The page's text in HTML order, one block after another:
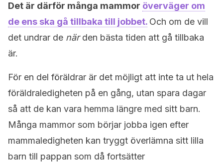
Det är därför många mammor överväger om
de ens ska gå tillbaka till jobbet. Och om de vill
det undrar de närden bästa tiden att gå tillbaka
är.
För en del föräldrar är det möjligt att inte ta ut hela
föräldraledigheten på en gång, utan spara dagar
så att de kan vara hemma längre med sitt barn.
Många mammor som börjar jobba igen efter
mammaledigheten kan tryggt överlämna sitt lilla
barn till pappan som då fortsätter